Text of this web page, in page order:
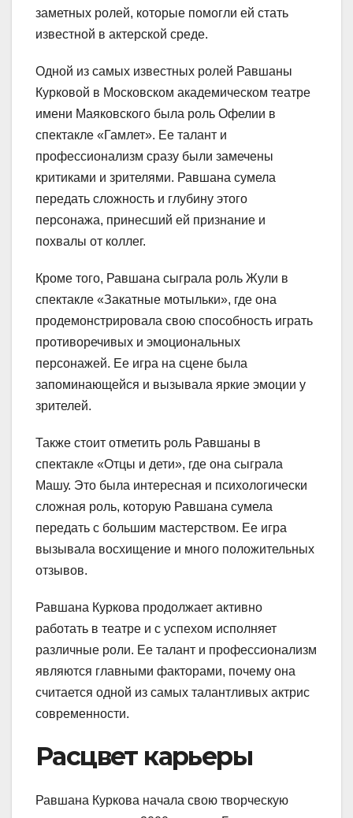
заметных ролей, которые помогли ей стать
известной в актерской среде.
Одной из самых известных ролей Равшаны
Курковой в Московском академическом театре
имени Маяковского была роль Офелии в
спектакле «Гамлет». Ее талант и
профессионализм сразу были замечены
критиками и зрителями. Равшана сумела
передать сложность и глубину этого
персонажа, принесший ей признание и
похвалы от коллег.
Кроме того, Равшана сыграла роль Жули в
спектакле «Закатные мотыльки», где она
продемонстрировала свою способность играть
противоречивых и эмоциональных
персонажей. Ее игра на сцене была
запоминающейся и вызывала яркие эмоции у
зрителей.
Также стоит отметить роль Равшаны в
спектакле «Отцы и дети», где она сыграла
Машу. Это была интересная и психологически
сложная роль, которую Равшана сумела
передать с большим мастерством. Ее игра
вызывала восхищение и много положительных
отзывов.
Равшана Куркова продолжает активно
работать в театре и с успехом исполняет
различные роли. Ее талант и профессионализм
являются главными факторами, почему она
считается одной из самых талантливых актрис
современности.
Расцвет карьеры
Равшана Куркова начала свою творческую